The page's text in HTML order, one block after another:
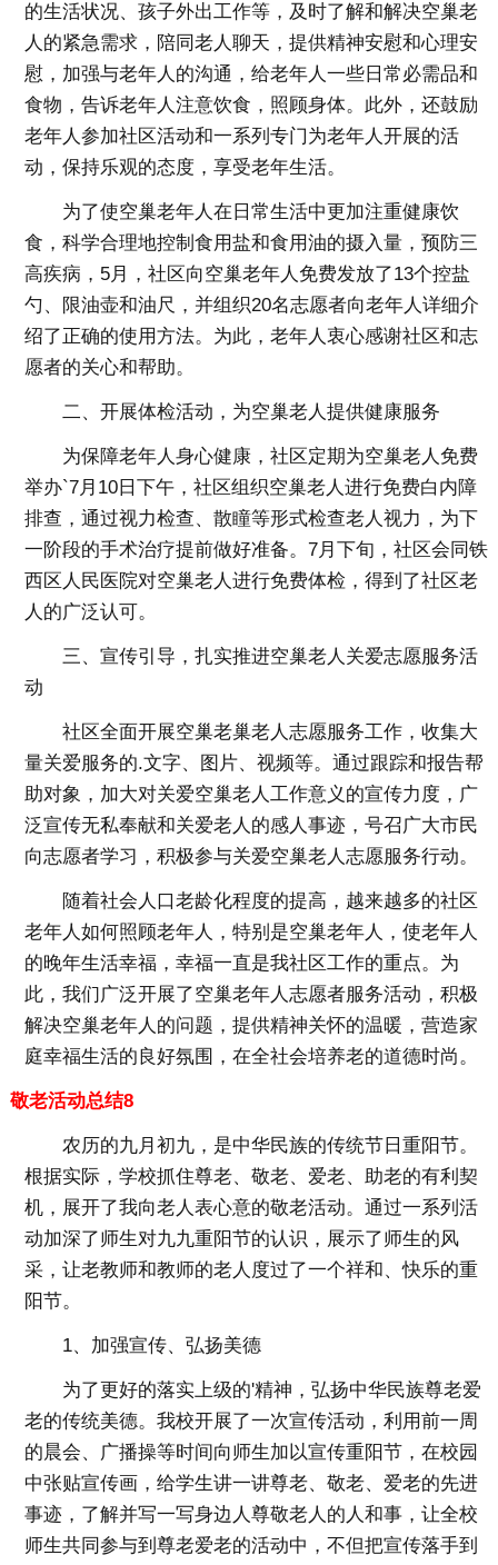
的生活状况、孩子外出工作等，及时了解和解决空巢老
人的紧急需求，陪同老人聊天，提供精神安慰和心理安
慰，加强与老年人的沟通，给老年人一些日常必需品和
食物，告诉老年人注意饮食，照顾身体。此外，还鼓励
老年人参加社区活动和一系列专门为老年人开展的活
动，保持乐观的态度，享受老年生活。
为了使空巢老年人在日常生活中更加注重健康饮
食，科学合理地控制食用盐和食用油的摄入量，预防三
高疾病，5月，社区向空巢老年人免费发放了13个控盐
勺、限油壶和油尺，并组织20名志愿者向老年人详细介
绍了正确的使用方法。为此，老年人衷心感谢社区和志
愿者的关心和帮助。
二、开展体检活动，为空巢老人提供健康服务
为保障老年人身心健康，社区定期为空巢老人免费
举办`7月10日下午，社区组织空巢老人进行免费白内障
排查，通过视力检查、散瞳等形式检查老人视力，为下
一阶段的手术治疗提前做好准备。7月下旬，社区会同铁
西区人民医院对空巢老人进行免费体检，得到了社区老
人的广泛认可。
三、宣传引导，扎实推进空巢老人关爱志愿服务活
动
社区全面开展空巢老巢老人志愿服务工作，收集大
量关爱服务的.文字、图片、视频等。通过跟踪和报告帮
助对象，加大对关爱空巢老人工作意义的宣传力度，广
泛宣传无私奉献和关爱老人的感人事迹，号召广大市民
向志愿者学习，积极参与关爱空巢老人志愿服务行动。
随着社会人口老龄化程度的提高，越来越多的社区
老年人如何照顾老年人，特别是空巢老年人，使老年人
的晚年生活幸福，幸福一直是我社区工作的重点。为
此，我们广泛开展了空巢老年人志愿者服务活动，积极
解决空巢老年人的问题，提供精神关怀的温暖，营造家
庭幸福生活的良好氛围，在全社会培养老的道德时尚。
敬老活动总结8
农历的九月初九，是中华民族的传统节日重阳节。
根据实际，学校抓住尊老、敬老、爱老、助老的有利契
机，展开了我向老人表心意的敬老活动。通过一系列活
动加深了师生对九九重阳节的认识，展示了师生的风
采，让老教师和教师的老人度过了一个祥和、快乐的重
阳节。
1、加强宣传、弘扬美德
为了更好的落实上级的'精神，弘扬中华民族尊老爱
老的传统美德。我校开展了一次宣传活动，利用前一周
的晨会、广播操等时间向师生加以宣传重阳节，在校园
中张贴宣传画，给学生讲一讲尊老、敬老、爱老的先进
事迹，了解并写一写身边人尊敬老人的人和事，让全校
师生共同参与到尊老爱老的活动中，不但把宣传落手到